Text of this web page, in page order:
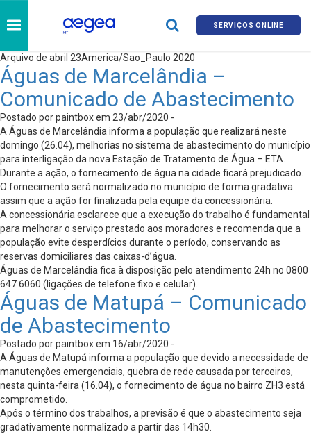
SERVIÇOS ONLINE
Arquivo de abril 23America/Sao_Paulo 2020
Águas de Marcelândia –
Comunicado de Abastecimento
Postado por paintbox em 23/abr/2020 -
A Águas de Marcelândia informa a população que realizará neste
domingo (26.04), melhorias no sistema de abastecimento do município
para interligação da nova Estação de Tratamento de Água – ETA.
Durante a ação, o fornecimento de água na cidade ficará prejudicado.
O fornecimento será normalizado no município de forma gradativa
assim que a ação for finalizada pela equipe da concessionária.
A concessionária esclarece que a execução do trabalho é fundamental
para melhorar o serviço prestado aos moradores e recomenda que a
população evite desperdícios durante o período, conservando as
reservas domiciliares das caixas-d’água.
Águas de Marcelândia fica à disposição pelo atendimento 24h no 0800
647 6060 (ligações de telefone fixo e celular).
Águas de Matupá – Comunicado
de Abastecimento
Postado por paintbox em 16/abr/2020 -
A Águas de Matupá informa a população que devido a necessidade de
manutenções emergenciais, quebra de rede causada por terceiros,
nesta quinta-feira (16.04), o fornecimento de água no bairro ZH3 está
comprometido.
Após o término dos trabalhos, a previsão é que o abastecimento seja
gradativamente normalizado a partir das 14h30.